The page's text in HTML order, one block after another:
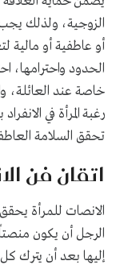
الزوجية، ولذلك
أو عاطفية أو مالية
الحدود واحترامها،
خاصة عند العائلة،
رغبة المرأة في
تحقق السلامة
اتقان فن
الانصات للمرأة
الرجل أن يكون
إليها بعد أن يترك